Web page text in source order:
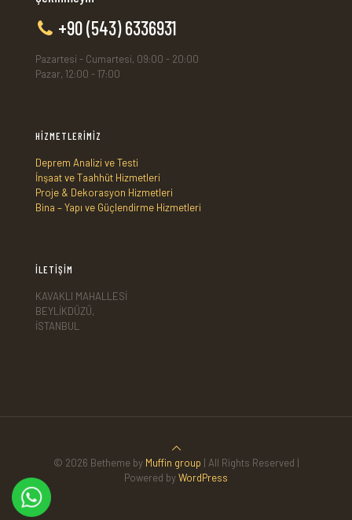
+90 (543) 6336931
Pazartesi - Cumartesi, 09:00 - 20:00
Pazar, 12:00 - 17:00
HİZMETLERİMİZ
Deprem Analizi ve Testi
İnşaat ve Taahhüt Hizmetleri
Proje & Dekorasyon Hizmetleri
Bina – Yapı ve Güçlendirme Hizmetleri
İLETİŞİM
KAVAKLI MAHALLESİ
BEYLİKDÜZÜ,
İSTANBUL
© 2026 Betheme by Muffin group | All Rights Reserved |
Powered byWordPress